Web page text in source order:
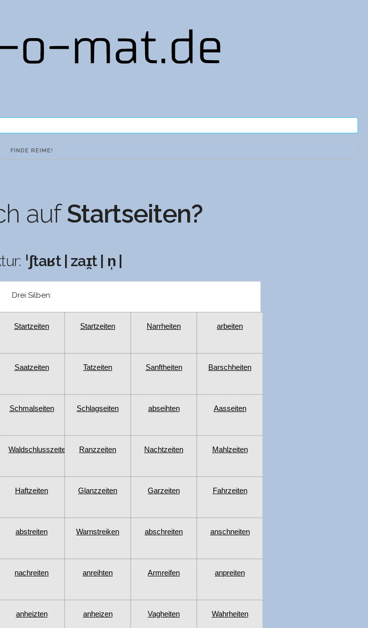
aufStartseiten?
ˈʃtaʁt | zaɪ̯t | n̩ |
Drei Silben:
Startzeiten Startzeiten Narrheiten arbeiten
Saatzeiten Tatzeiten Sanftheiten Barschheiten
Schmalseiten Schlagseiten abseihten Aasseiten
Waldschlusszeiten Ranzzeiten Nachtzeiten Mahlzeiten
Haftzeiten Glanzzeiten Garzeiten Fahrzeiten
abstreiten Warnstreiken abschreiten anschneiten
nachreiten anreihten Armreifen anpreiten
anheizten anheizen Vagheiten Wahrheiten